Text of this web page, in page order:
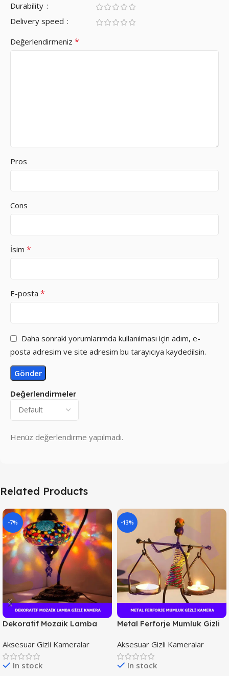
Değerlendirmeler
Henüz değerlendirme yapılmadı.
Durability
Delivery speed
Değerlendirmeniz *
Pros
Cons
İsim *
E-posta *
Daha sonraki yorumlarımda kullanılması için adım, e-
posta adresim ve site adresim bu tarayıcıya kaydedilsin.
Related Products
-7%
Dekoratif Mozaik Lamba
Aksesuar Gizli Kameralar
In stock
-13%
Metal Ferforje Mumluk Gizli
Aksesuar Gizli Kameralar
In stock